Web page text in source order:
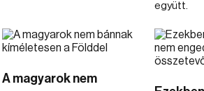
együtt.
A magyarok nem